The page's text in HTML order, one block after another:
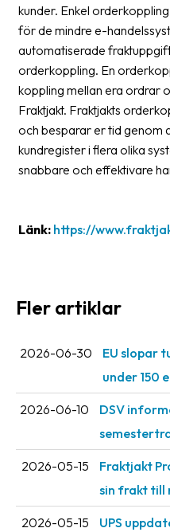
Pressrum
Medarbetare
Jobb
&
karriär
Kontakta
villkor
Integritet
Förbjudet
farligt
innehåll
kunder. Enkel
för de mindre e-
automatiserade
orderkoppling. En
koppling mellan era ordrar
Fraktjakt. Fraktjakts
och besparar er tid genom
kundregister i flera olika
snabbare och effektivare
Länk: https://
Fler artiklar
2026-06-30
EU slopar
under 150
2026-06-10
DSV
2026-05-15
Fraktjakt
sin frakt till
2026-05-15
UPS